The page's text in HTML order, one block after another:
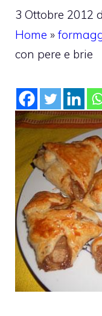
3 Ottobre 2012
Home »
con pere e brie